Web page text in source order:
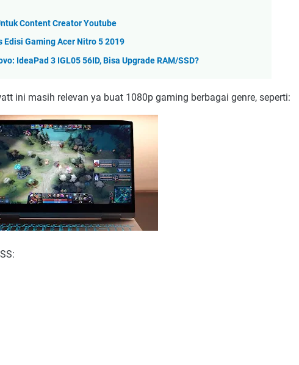
Content Creator Youtube
Edisi Gaming Acer Nitro 5 2019
IdeaPad 3 IGL05 56ID, Bisa Upgrade RAM/SSD?
ini masih relevan ya buat 1080p gaming berbagai genre, seperti: